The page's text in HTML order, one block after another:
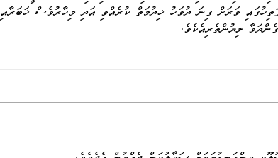
ވަރަށް ގިނަ ދުވަހު ޚިދުމަތް ކުރެއްވި އަދި މިހާރުވެސް ޚަބަރާއި
ލިޔުންތެރިއެކެވެ.